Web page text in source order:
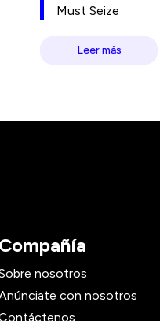
Must Seize
Leer más
Compañía
nosotros
con nosotros